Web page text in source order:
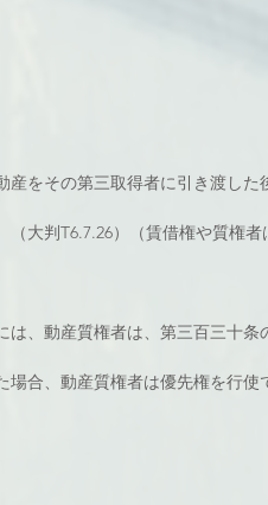
産をその第三取得者に引き渡し
大判T6.7.26）（賃借権や質権者
は、動産質権者は、第三百三十
合、動産質権者は優先権を行使